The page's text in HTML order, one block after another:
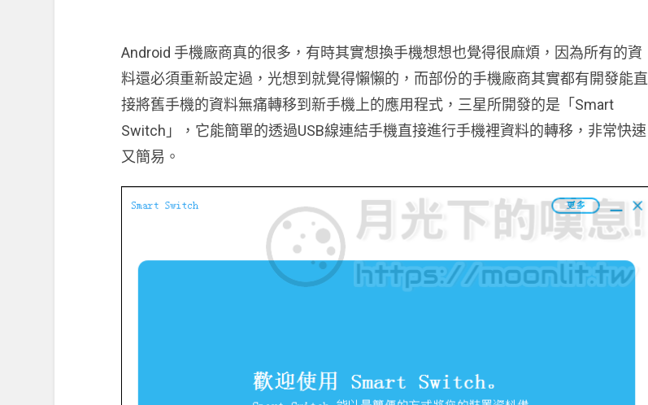
Android 手機廠商真的很多，有時其實想換手機想想也覺得很麻煩，因為所有的資
料還必須重新設定過，光想到就覺得懶懶的，而部份的手機廠商其實都有開發能直
接將舊手機的資料無痛轉移到新手機上的應用程式，三星所開發的是「Smart
Switch」，它能簡單的透過USB線連結手機直接進行手機裡資料的轉移，非常快速
又簡易。